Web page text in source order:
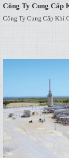
Công Ty Cung Cấp
Công Ty Cung Cấp Khí